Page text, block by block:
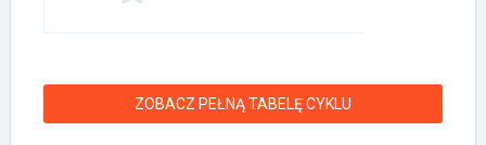
ZOBACZ PEŁNĄ TABELĘ CYKLU